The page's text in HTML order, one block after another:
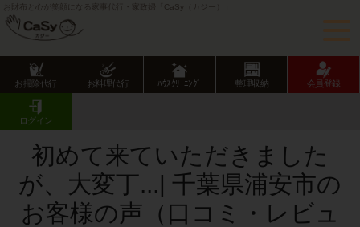
お財布と心が笑顔になる家事代行・家政婦「CaSy（カジー）」
お掃除代行 お料理代行 ﾊｳｽｸﾘｰﾆﾝｸﾞ 整理収納 会員登録
ログイン
CaSy TOP
お客様の声･口コミ詳細
初めて来ていただきました
が、大変丁...| 千葉県浦安市の
お客様の声（口コミ・レビュ